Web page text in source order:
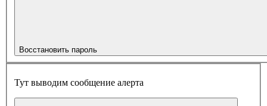
Восстановить пароль
Тут выводим сообщение алерта